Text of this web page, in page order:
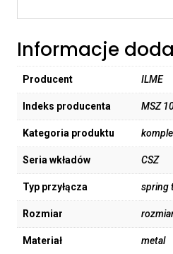
Informacje
Producent ILME
Indeks producenta MSZ
Kategoria produktu
Seria wkładów CSZ
Typ przyłącza spring
Rozmiar
Materiał metal